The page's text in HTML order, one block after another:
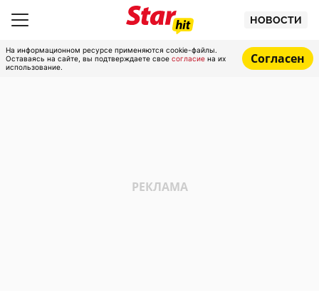
НОВОСТИ
На информационном ресурсе применяются cookie-файлы.
Оставаясь на сайте, вы подтверждаете свое согласие на их
использование.
Согласен